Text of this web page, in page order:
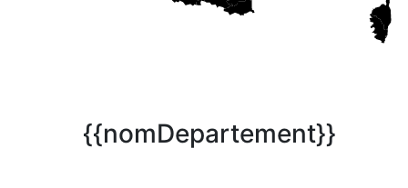
{{nomDepartement}}